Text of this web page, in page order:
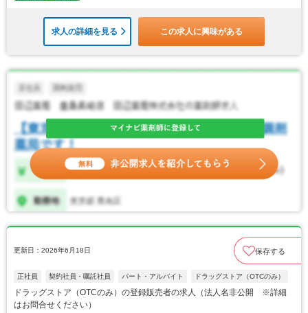
求人の詳細を見る この求人に興味がある
更新日：2026年6月18日 保存する
正社員 契約社員・嘱託社員 パート・アルバイト ドラッグストア（OTCのみ）
ドラッグストア（OTCのみ）の登録販売者の求人（法人名非公開 ※詳細
はお問合せください）